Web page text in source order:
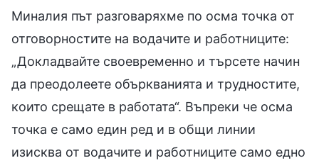
Миналия път разговаряхме по осма точка от
отговорностите на водачите и работниците:
„Докладвайте своевременно и търсете начин
да преодолеете объркванията и трудностите,
които срещате в работата“. Въпреки че осма
точка е само един ред и в общи линии
изисква от водачите и работниците само едно